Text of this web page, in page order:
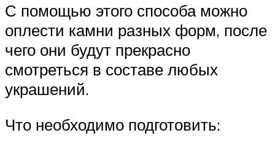
С помощью этого способа можно
оплести камни разных форм, после
чего они будут прекрасно
смотреться в составе любых
украшений.
Что необходимо подготовить: